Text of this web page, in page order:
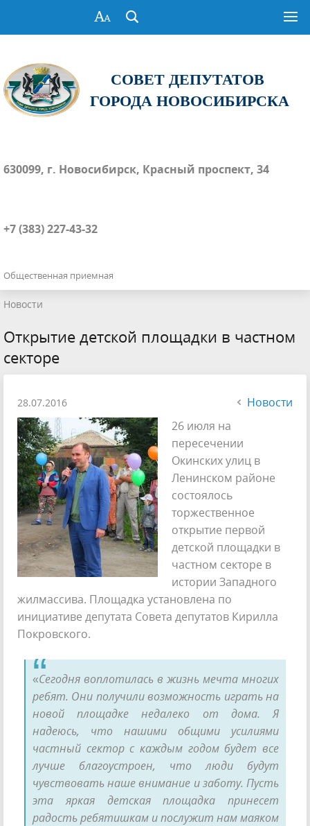
СОВЕТ ДЕПУТАТОВ
ГОРОДА НОВОСИБИРСКА
630099, г. Новосибирск, Красный проспект, 34
+7 (383) 227-43-32
Общественная приемная
Новости
Открытие детской площадки в частном
секторе
28.07.2016
Новости
26 июля на
пересечении
Окинских улиц в
Ленинском районе
состоялось
торжественное
открытие первой
детской площадки в
частном секторе в
истории Западного
жилмассива. Площадка установлена по
инициативе депутата Совета депутатов Кирилла
Покровского.
«Сегодня воплотилась в жизнь мечта многих
ребят. Они получили возможность играть на
новой площадке недалеко от дома. Я
надеюсь, что нашими общими усилиями
частный сектор с каждым годом будет все
лучше благоустроен, что люди будут
чувствовать наше внимание и заботу. Пусть
эта яркая детская площадка принесет
радость ребятишкам и послужит нам маяком